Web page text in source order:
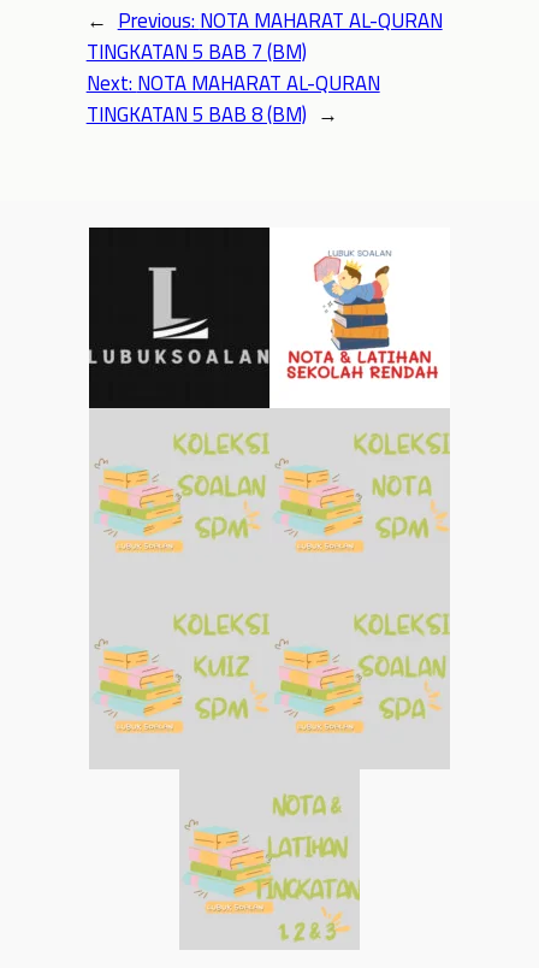
← Previous:NOTA MAHARAT AL-QURAN
TINGKATAN 5 BAB 7 (BM)
Next:NOTA MAHARAT AL-QURAN
TINGKATAN 5 BAB 8 (BM) →